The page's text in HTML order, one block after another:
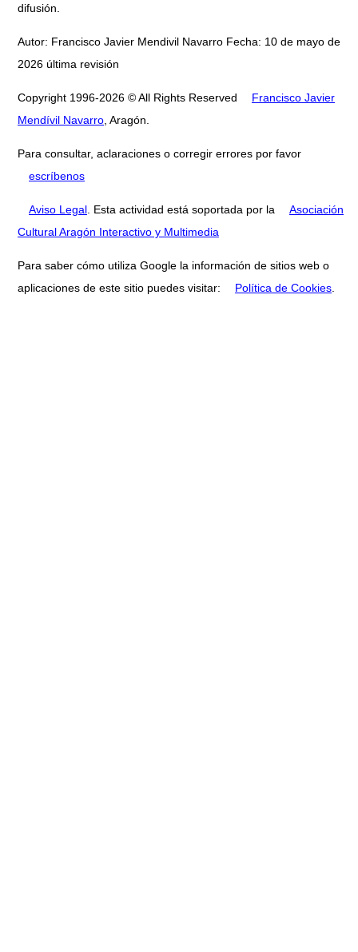
difusión.
Autor: Francisco Javier Mendivil Navarro Fecha: 10 de mayo de
2026 última revisión
Copyright 1996-2026 © All Rights Reserved
Francisco Javier
Mendívil Navarro , Aragón.
Para consultar, aclaraciones o corregir errores por favor
escríbenos
Aviso Legal . Esta actividad está soportada por la
Asociación
Cultural Aragón Interactivo y Multimedia
Para saber cómo utiliza Google la información de sitios web o
aplicaciones de este sitio puedes visitar:
Política de Cookies